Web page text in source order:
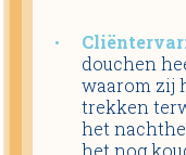
douchen
waarom zij
trekken
het
het nog